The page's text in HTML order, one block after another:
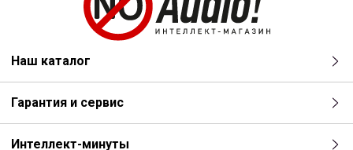
Наш каталог
Гарантия и сервис
Интеллект-минуты